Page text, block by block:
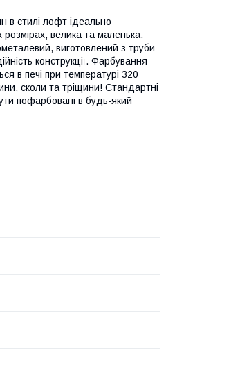
в стилі лофт ідеально
розмірах, велика та маленька.
виготовлений з труби
конструкції. Фарбування
в печі при температурі 320
сколи та тріщини! Стандартні
пофарбовані в будь-який